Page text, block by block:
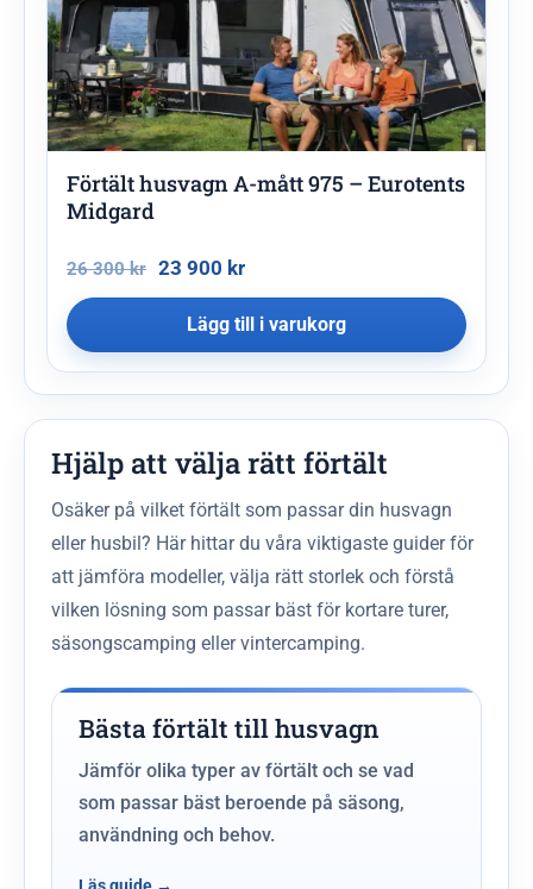
Förtält husvagn A-mått 975 – Eurotents
Midgard
26 300kr 23 900 kr
Lägg till i varukorg
Hjälp att välja rätt förtält
Osäker på vilket förtält som passar din husvagn
eller husbil? Här hittar du våra viktigaste guider för
att jämföra modeller, välja rätt storlek och förstå
vilken lösning som passar bäst för kortare turer,
säsongscamping eller vintercamping.
Bästa förtält till husvagn
Jämför olika typer av förtält och se vad
som passar bäst beroende på säsong,
användning och behov.